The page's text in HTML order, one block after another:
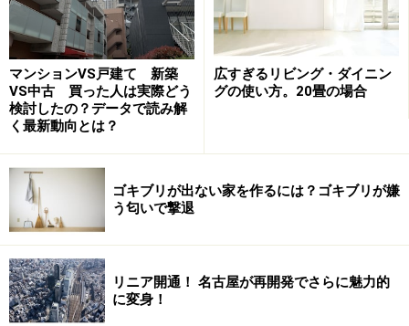
仕事柄、多くの住まいを取材してきたけれど、浴室に掃
ルルームや建築家の設計した家などでは時々みかけるも
のの、一般的なのは、腰高の窓や縦長の窓。多くの方が
マンションVS戸建て 新築
VS中古 買った人は実際どう
検討したの？データで読み解
く最新動向とは？
広すぎるリビング・ダイニン
グの使い方。20畳の場合
ゴキブリが出ない家を作るには？ゴキブリが嫌
う匂いで撃退
リニア開通！ 名古屋が再開発でさらに魅力的
に変身！